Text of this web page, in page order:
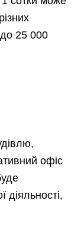
до 25 000
офіс
діяльності,